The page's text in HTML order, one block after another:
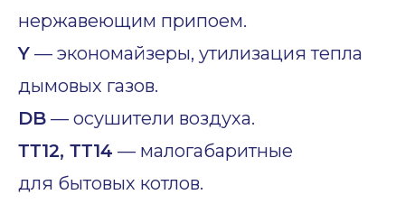
нержавеющим припоем.
Y — экономайзеры, утилизация тепла
дымовых газов.
DB — осушители воздуха.
ТТ12, ТТ14 — малогабаритные
для бытовых котлов.